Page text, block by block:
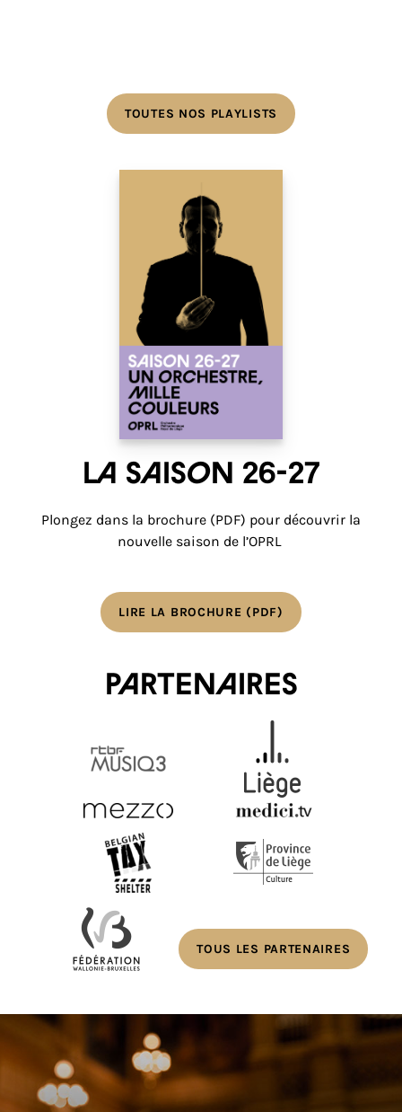
TOUTES NOS PLAYLISTS
La saison 26-27
Plongez dans la brochure (PDF) pour découvrir la
nouvelle saison de l’OPRL
LIRE LA BROCHURE (PDF)
Partenaires
TOUS LES PARTENAIRES